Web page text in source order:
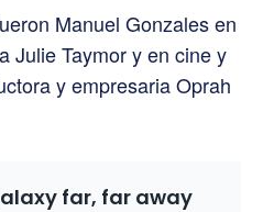
Manuel Gonzales en
Julie Taymor y en cine y
y empresaria Oprah
far, far away